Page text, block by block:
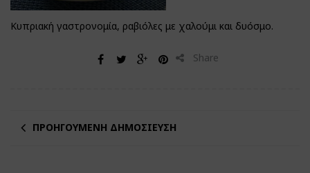
Κυπριακή γαστρονομία, ραβιόλες με χαλούμι και δυόσμο.
Share
ΠΡΟΗΓΟΎΜΕΝΗ ΔΗΜΟΣΊΕΥΣΗ